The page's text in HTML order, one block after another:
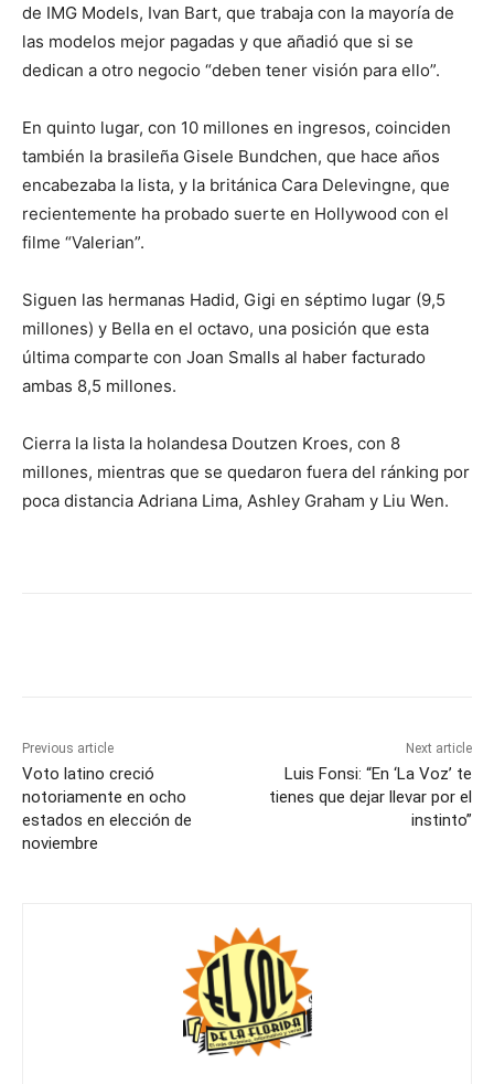
de IMG Models, Ivan Bart, que trabaja con la mayoría de
las modelos mejor pagadas y que añadió que si se
dedican a otro negocio “deben tener visión para ello”.
En quinto lugar, con 10 millones en ingresos, coinciden
también la brasileña Gisele Bundchen, que hace años
encabezaba la lista, y la británica Cara Delevingne, que
recientemente ha probado suerte en Hollywood con el
filme “Valerian”.
Siguen las hermanas Hadid, Gigi en séptimo lugar (9,5
millones) y Bella en el octavo, una posición que esta
última comparte con Joan Smalls al haber facturado
ambas 8,5 millones.
Cierra la lista la holandesa Doutzen Kroes, con 8
millones, mientras que se quedaron fuera del ránking por
poca distancia Adriana Lima, Ashley Graham y Liu Wen.
Previous article
Voto latino creció
notoriamente en ocho
estados en elección de
noviembre
Next article
Luis Fonsi: “En ‘La Voz’ te
tienes que dejar llevar por el
instinto”